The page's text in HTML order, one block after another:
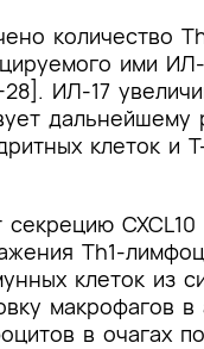
количество
ими
ИЛ-17
дальнейшему
клеток и
CXCL10
Th1-
клеток из
макрофагов
в очагах